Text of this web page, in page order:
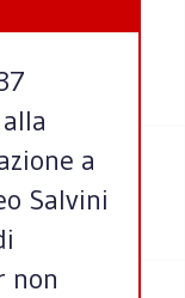
a
Salvini
non